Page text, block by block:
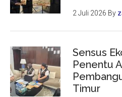
2 Juli 2026 By
Sensus
Penentu
Timur